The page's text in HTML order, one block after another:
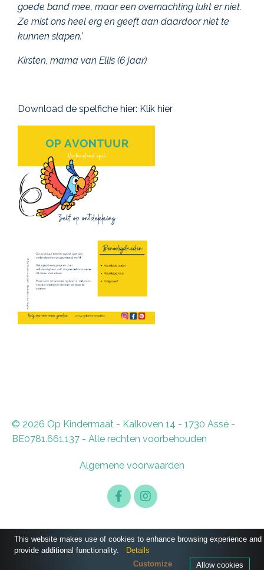
goede band mee, maar een overnachting lukt er niet.
Ze mist ons heel erg en geeft aan daardoor niet te
kunnen slapen.’
Kirsten, mama van Ellis (6 jaar)
Download de spelfiche hier: Klik hier
© 2026 Op Kindermaat - Kalkoven 14 - 1730 Asse -
BE0781.661.137 - Alle rechten voorbehouden
Algemene voorwaarden
This website makes use of cookies to enhance browsing experience and
provide additional functionality.
Details
Allow cookies
Customize